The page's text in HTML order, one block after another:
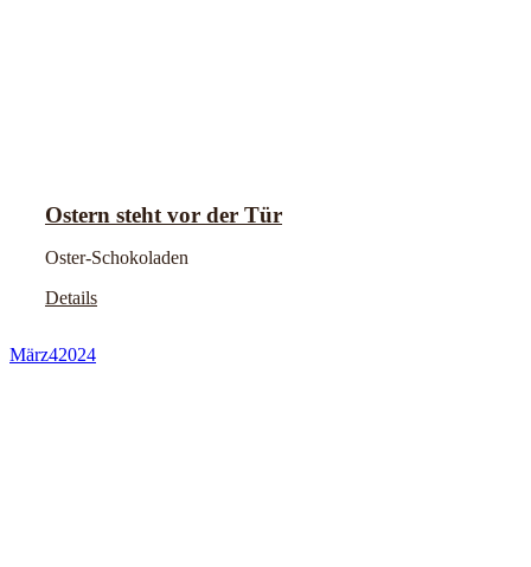
Ostern steht vor der Tür
Oster-Schokoladen
Details
März42024